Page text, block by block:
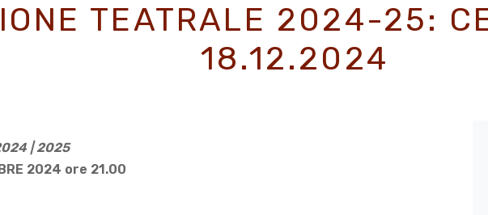
TEATRALE 2024-25:
18.12.2024
| 2025
2024 ore 21.00